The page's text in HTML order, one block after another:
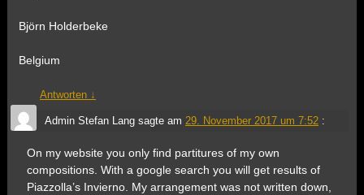
Björn Holderbeke
Belgium
Antworten ↓
Admin Stefan Langsagte am 29. November 2017 um 7:52 :
On my website you only find partitures of my own
compositions. With a google search you will get results of
Piazzolla’s Invierno. My arrangement was not written down,